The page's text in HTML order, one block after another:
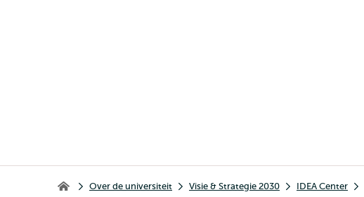
Home Over de universiteit Visie & Strategie 2030 IDEA Center